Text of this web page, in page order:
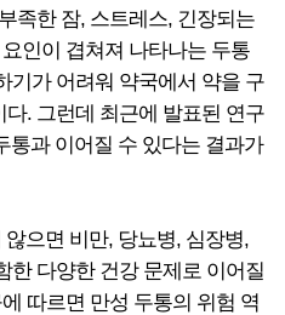
족한 잠, 스트레스, 긴장되는
인이 겹쳐져 나타나는 두통
기가 어려워 약국에서 약을 구
. 그런데 최근에 발표된 연구
통과 이어질 수 있다는 결과가
으면 비만, 당뇨병, 심장병,
한 다양한 건강 문제로 이어질
따르면 만성 두통의 위험 역